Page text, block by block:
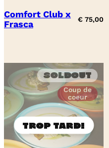
Comfort Club x
Frasca
€ 75,00
Soldout
Coup de
coeur